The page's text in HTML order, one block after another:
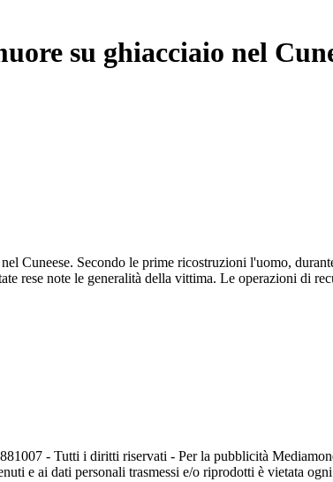
su ghiacciaio nel
Cuneese. Secondo le prime ricostruzioni l'uomo,
rese note le generalità della vittima. Le operazioni di
- Tutti i diritti riservati - Per la pubblicità
e ai dati personali trasmessi e/o riprodotti è vietata